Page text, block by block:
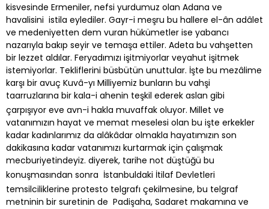
kisvesinde Ermeniler, nefsi yurdumuz olan Adana ve
havalisini istila eylediler. Gayr-i meşru bu hallere el-ân adâlet
ve medeniyetten dem vuran hükümetler ise yabancı
nazarıyla bakıp seyir ve temaşa ettiler. Adeta bu vahşetten
bir lezzet aldılar. Feryadımızı işitmiyorlar veyahut işitmek
istemiyorlar. Tekliflerini büsbütün unuttular. İşte bu mezâlime
karşı bir avuç Kuvâ-yı Milliyemiz bunların bu vahşi
taarruzlarına bir kala-i ahenin teşkil ederek aslan gibi
çarpışıyor eve avn-i hakla muvaffak oluyor. Millet ve
vatanımızın hayat ve memat meselesi olan bu işte erkekler
kadar kadınlarımız da alâkâdar olmakla hayatımızın son
dakikasına kadar vatanımızı kurtarmak için çalışmak
mecburiyetindeyiz. diyerek, tarihe not düştüğü bu
konuşmasından sonra İstanbuldaki İtilaf Devletleri
temsilciliklerine protesto telgrafı çekilmesine, bu telgraf
metninin bir suretinin de Padişaha, Sadaret makamına ve